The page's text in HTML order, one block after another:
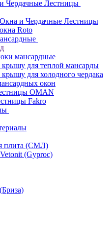
Чердачные Лестницы
и Чердачные Лестницы
Roto
мансардные
для теплой мансарды
для холодного чердака
окон
OMAN
Fakro
плита (СМЛ)
(Gyproc)